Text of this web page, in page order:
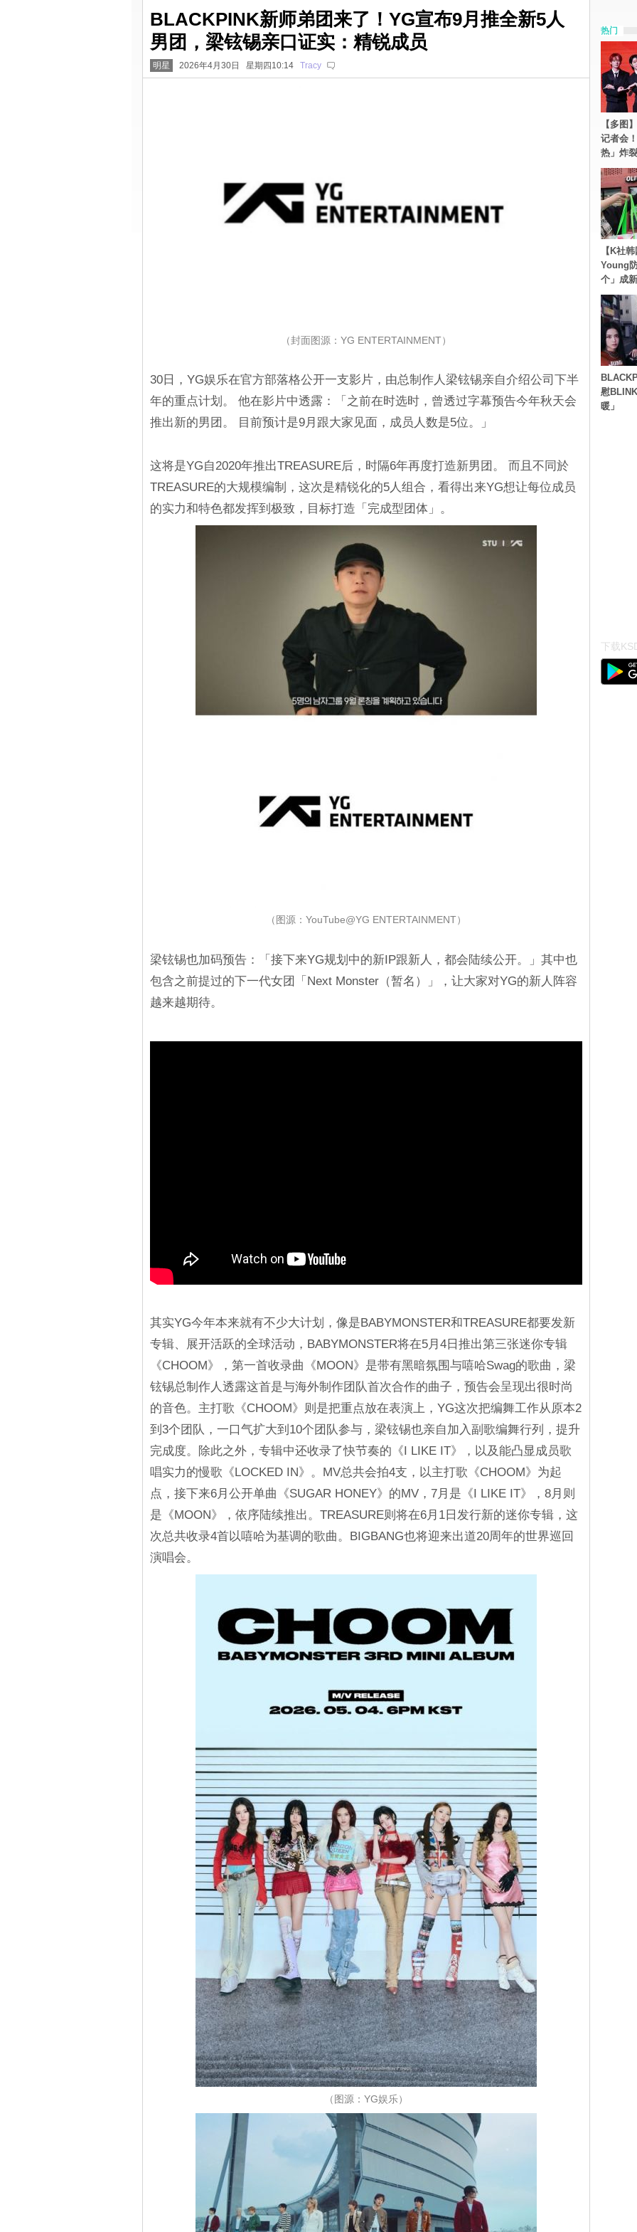
BLACKPINK新师弟团来了！YG宣布9月推全新5人
男团，梁铉锡亲口证实：精锐成员
明星 2026年4月30日 星期四10:14 Tracy
（封面图源：YG ENTERTAINMENT）
30日，YG娱乐在官方部落格公开一支影片，由总制作人梁铉锡亲自介绍公司下半
年的重点计划。 他在影片中透露：「之前在时选时，曾透过字幕预告今年秋天会
推出新的男团。 目前预计是9月跟大家见面，成员人数是5位。」
这将是YG自2020年推出TREASURE后，时隔6年再度打造新男团。 而且不同於
TREASURE的大规模编制，这次是精锐化的5人组合，看得出来YG想让每位成员
的实力和特色都发挥到极致，目标打造「完成型团体」。
（图源：YouTube@YG ENTERTAINMENT）
梁铉锡也加码预告：「接下来YG规划中的新IP跟新人，都会陆续公开。」其中也
包含之前提过的下一代女团「Next Monster（暂名）」，让大家对YG的新人阵容
越来越期待。
其实YG今年本来就有不少大计划，像是BABYMONSTER和TREASURE都要发新
专辑、展开活跃的全球活动，BABYMONSTER将在5月4日推出第三张迷你专辑
《CHOOM》，第一首收录曲《MOON》是带有黑暗氛围与嘻哈Swag的歌曲，梁
铉锡总制作人透露这首是与海外制作团队首次合作的曲子，预告会呈现出很时尚
的音色。主打歌《CHOOM》则是把重点放在表演上，YG这次把编舞工作从原本2
到3个团队，一口气扩大到10个团队参与，梁铉锡也亲自加入副歌编舞行列，提升
完成度。除此之外，专辑中还收录了快节奏的《I LIKE IT》，以及能凸显成员歌
唱实力的慢歌《LOCKED IN》。MV总共会拍4支，以主打歌《CHOOM》为起
点，接下来6月公开单曲《SUGAR HONEY》的MV，7月是《I LIKE IT》，8月则
是《MOON》，依序陆续推出。TREASURE则将在6月1日发行新的迷你专辑，这
次总共收录4首以嘻哈为基调的歌曲。BIGBANG也将迎来出道20周年的世界巡回
演唱会。
（图源：YG娱乐）
热门
【多图
记者会
热」炸
【K社
Young
个」成
慰
暖」
下载